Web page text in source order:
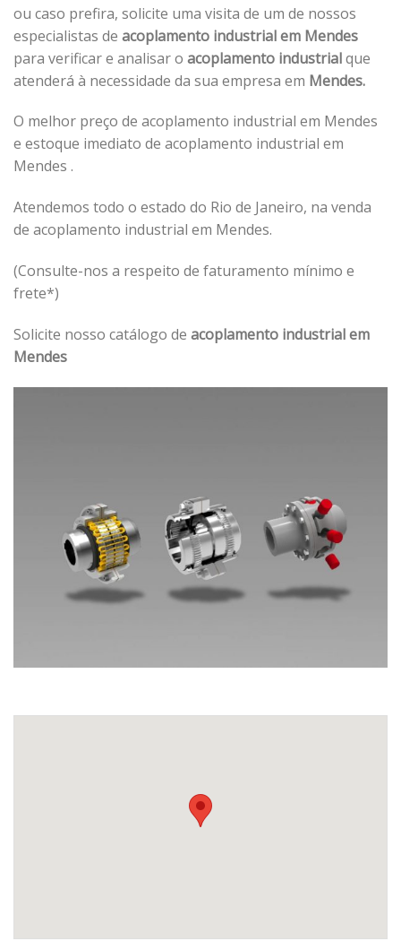
ou caso prefira, solicite uma visita de um de nossos
especialistas de acoplamento industrial em Mendes
para verificar e analisar o acoplamento industrialque
atenderá à necessidade da sua empresa em Mendes.
O melhor preço de acoplamento industrial em Mendes
e estoque imediato de acoplamento industrial em
Mendes .
Atendemos todo o estado do Rio de Janeiro, na venda
de acoplamento industrial em Mendes.
(Consulte-nos a respeito de faturamento mínimo e
frete*)
Solicite nosso catálogo de acoplamento industrial em
Mendes